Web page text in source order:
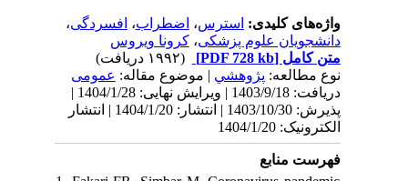
واژه‌های کلیدی:استرس،اضطراب،افسردگی،
دانشجویان علوم پزشکی،کرونا ویروس
متن کامل[PDF 728 kb]
نوع مطالعه:پژوهشي| موضوع مقاله:عمومى
دریافت: 1403/9/18 | ویرایش نهایی: 1404/1/28 |
پذیرش: 1403/10/30 | انتشار: 1404/1/20 | انتشار
الکترونیک: 1404/1/20
فهرست منابع